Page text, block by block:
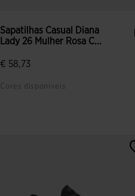
Sapatilhas Casual Diana
Lady 26 Mulher Rosa C...
€ 58,73
Cores disponíveis